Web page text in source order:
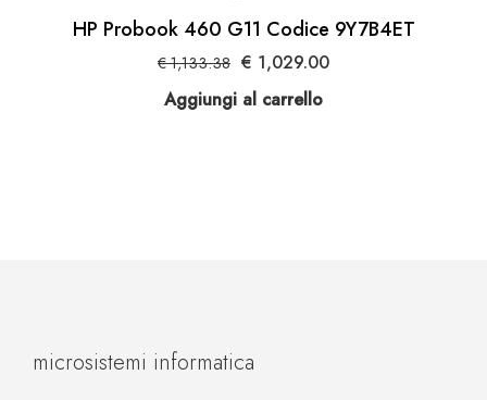
HP Probook 460 G11 Codice 9Y7B4ET
€1,133.38 Il
prezzo
originale
€ 1,029.00Il
Aggiungi al carrello
microsistemi informatica